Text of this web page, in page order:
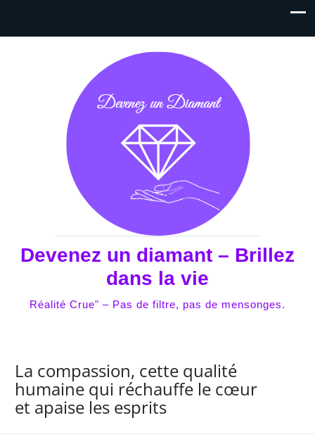
Devenez un diamant – Brillez
dans la vie
Réalité Crue" – Pas de filtre, pas de mensonges.
La compassion, cette qualité
humaine qui réchauffe le cœur
et apaise les esprits